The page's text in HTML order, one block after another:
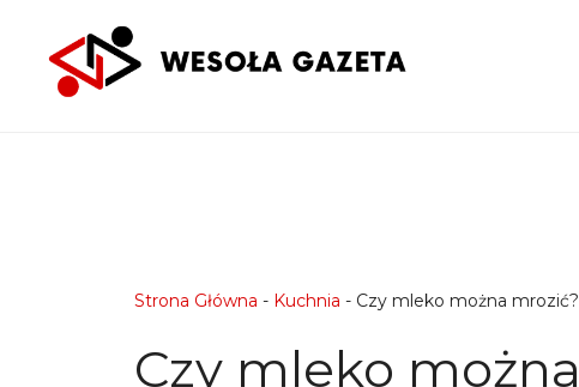
treści
Strona Główna - Kuchnia - Czy mleko można mrozić?
Czy mleko można